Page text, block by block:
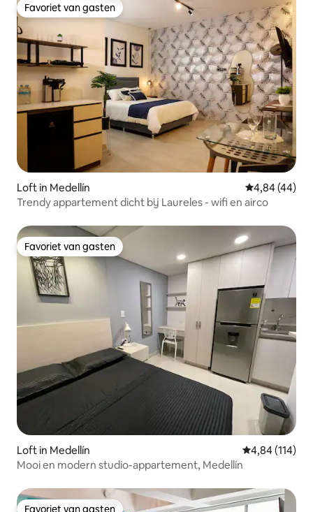
Favoriet van gasten
Favoriet van gasten
Loft in Medellín Gemiddelde
4,84 (44)
Trendy appartement dicht bij Laureles - wifi en airco
Favoriet van gasten
Favoriet van gasten
Loft in Medellín Gemiddelde
4,84 (114)
Mooi en modern studio-appartement, Medellín
Favoriet van gasten